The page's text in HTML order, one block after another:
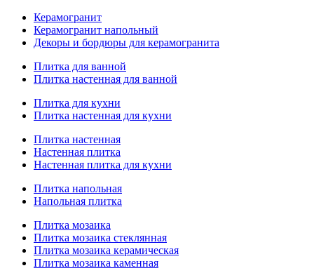
Керамогранит
Керамогранит напольный
Декоры и бордюры для керамогранита
Плитка для ванной
Плитка настенная для ванной
Плитка для кухни
Плитка настенная для кухни
Плитка настенная
Настенная плитка
Настенная плитка для кухни
Плитка напольная
Напольная плитка
Плитка мозаика
Плитка мозаика стеклянная
Плитка мозаика керамическая
Плитка мозаика каменная